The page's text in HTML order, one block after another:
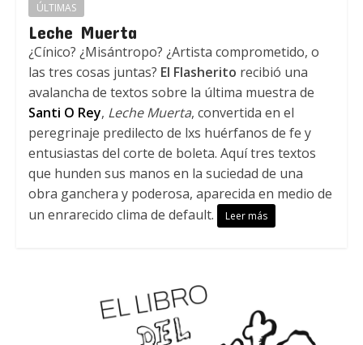
ÚLTIMAS
Leche Muerta
¿Cínico? ¿Misántropo? ¿Artista comprometido, o
las tres cosas juntas? El Flasherito recibió una
avalancha de textos sobre la última muestra de
Santi O Rey, Leche Muerta, convertida en el
peregrinaje predilecto de lxs huérfanos de fe y
entusiastas del corte de boleta. Aquí tres textos
que hunden sus manos en la suciedad de una
obra ganchera y poderosa, aparecida en medio de
un enrarecido clima de default.
Leer más